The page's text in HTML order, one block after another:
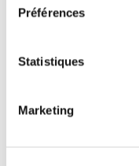
Préférences
Statistiques
Marketing